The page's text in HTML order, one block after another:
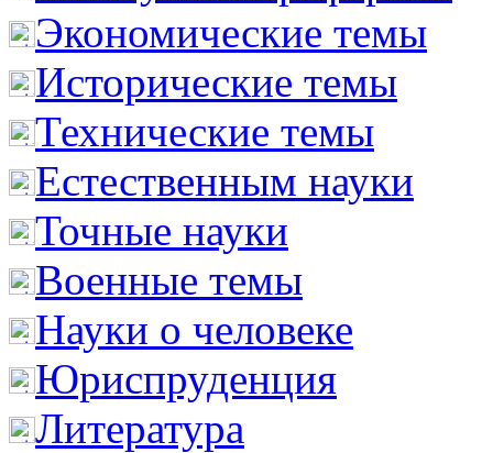
Экономические темы
Исторические темы
Технические темы
Естественным науки
Точные науки
Военные темы
Науки о человеке
Юриспруденция
Литература